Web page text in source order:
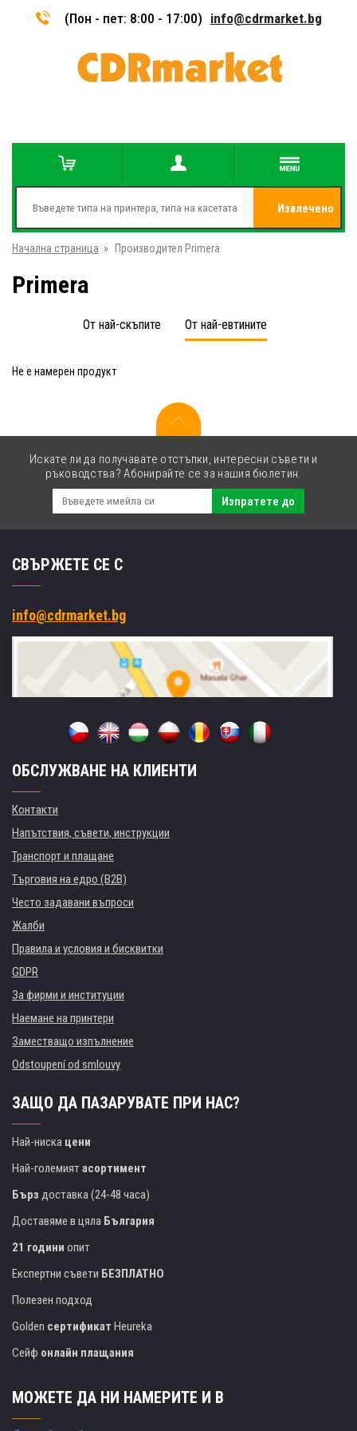
(Пон - пет: 8:00 - 17:00) info@cdrmarket.bg
Извлечено
Начална страница » Производител Primera
Primera
От най-скъпите От най-евтините
Не е намерен продукт
Искате ли да получавате отстъпки, интересни съвети и
ръководства? Абонирайте се за нашия бюлетин.
Изпратете до
СВЪРЖЕТЕ СЕ С
info@cdrmarket.bg
ОБСЛУЖВАНЕ НА КЛИЕНТИ
Контакти
Напътствия, съвети, инструкции
Транспорт и плащане
Търговия на едро (B2B)
Често задавани въпроси
Жалби
Правила и условия и бисквитки
GDPR
За фирми и институции
Наемане на принтери
Заместващо изпълнение
Odstoupení od smlouvy
ЗАЩО ДА ПАЗАРУВАТЕ ПРИ НАС?
Най-ниска цени
Най-големиятасортимент
Бърз доставка (24-48 часа)
Доставяме в цяла България
21 години опит
Експертни съвети БЕЗПЛАТНО
Полезен подход
Golden сертификат Heureka
Сейф онлайн плащания
МОЖЕТЕ ДА НИ НАМЕРИТЕ И В